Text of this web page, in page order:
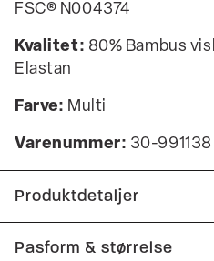
FSC® N004374
Kvalitet: 80% Bambus
Elastan
Farve: Multi
Varenummer: 30-991138
Produktdetaljer
Lavet i
Pasform & størrelse